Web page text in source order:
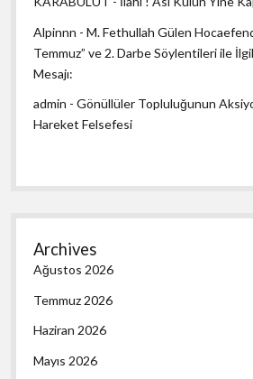
Alpinnn -M. Fethullah Gülen
Temmuz” ve 2. Darbe Söylentileri ile
Mesajı:
admin -Gönüllüler Topluluğunun
Hareket Felsefesi
Archives
Ağustos 2026
Temmuz 2026
Haziran 2026
Mayıs 2026